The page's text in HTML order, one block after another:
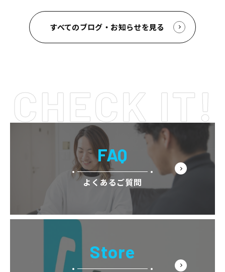
すべてのブログ・お知らせを見る
FAQ
よくあるご質問
Store